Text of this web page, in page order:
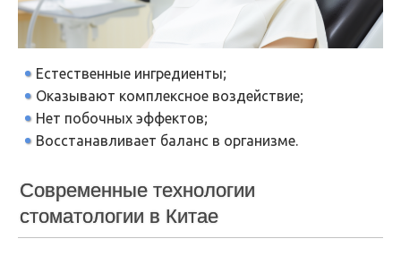
Естественные ингредиенты;
Оказывают комплексное воздействие;
Нет побочных эффектов;
Восстанавливает баланс в организме.
Современные технологии
стоматологии в Китае